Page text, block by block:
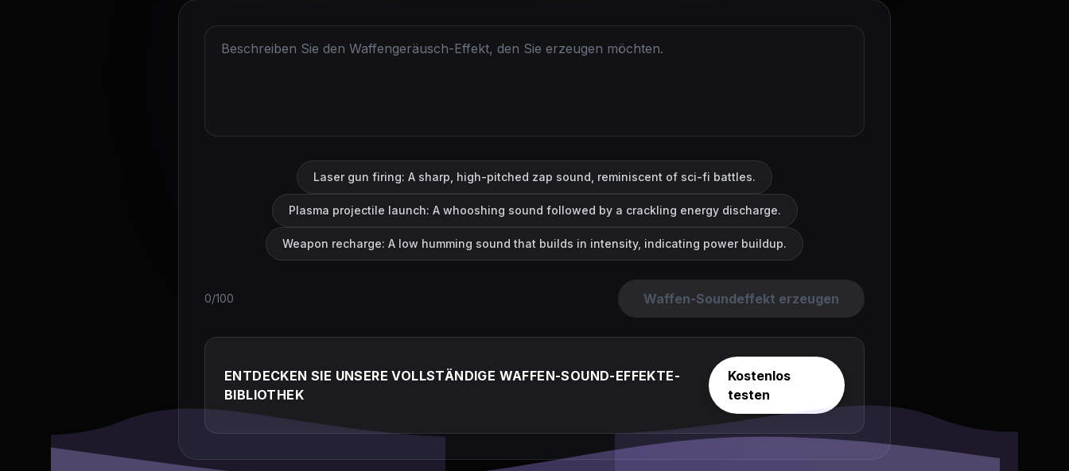
Laser gun firing: A sharp, high-pitched zap sound, reminiscent of sci-fi battles.
Plasma projectile launch: A whooshing sound followed by a crackling energy discharge.
Weapon recharge: A low humming sound that builds in intensity, indicating power buildup.
0/100 Waffen-Soundeffekt erzeugen
ENTDECKEN SIE UNSERE VOLLSTÄNDIGE WAFFEN-SOUND-EFFEKTE-
BIBLIOTHEK
Kostenlos
testen